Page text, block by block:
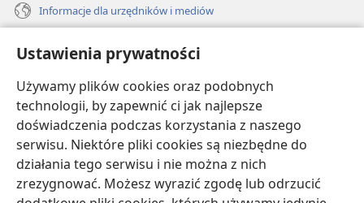
Ustawienia prywatności
Używamy plików cookies oraz podobnych
technologii, by zapewnić ci jak najlepsze
doświadczenia podczas korzystania z naszego
serwisu. Niektóre pliki cookies są niezbędne do
działania tego serwisu i nie można z nich
zrezygnować. Możesz wyrazić zgodę lub odrzucić
Informacje dla urzędników i mediów
Darowizny
(opens
new
window)BIBLIOTEKA INTERNETOWA Strażnicy
(opens
new
window)JW Hub
(opens
new
JW Library